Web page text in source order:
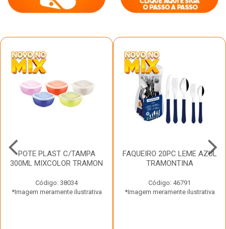
POTE PLAST C/TAMPA
300ML MIXCOLOR TRAMON
Código: 38034
*Imagem meramente ilustrativa
FAQUEIRO 20PC LEME AZUL
TRAMONTINA
Código: 46791
*Imagem meramente ilustrativa